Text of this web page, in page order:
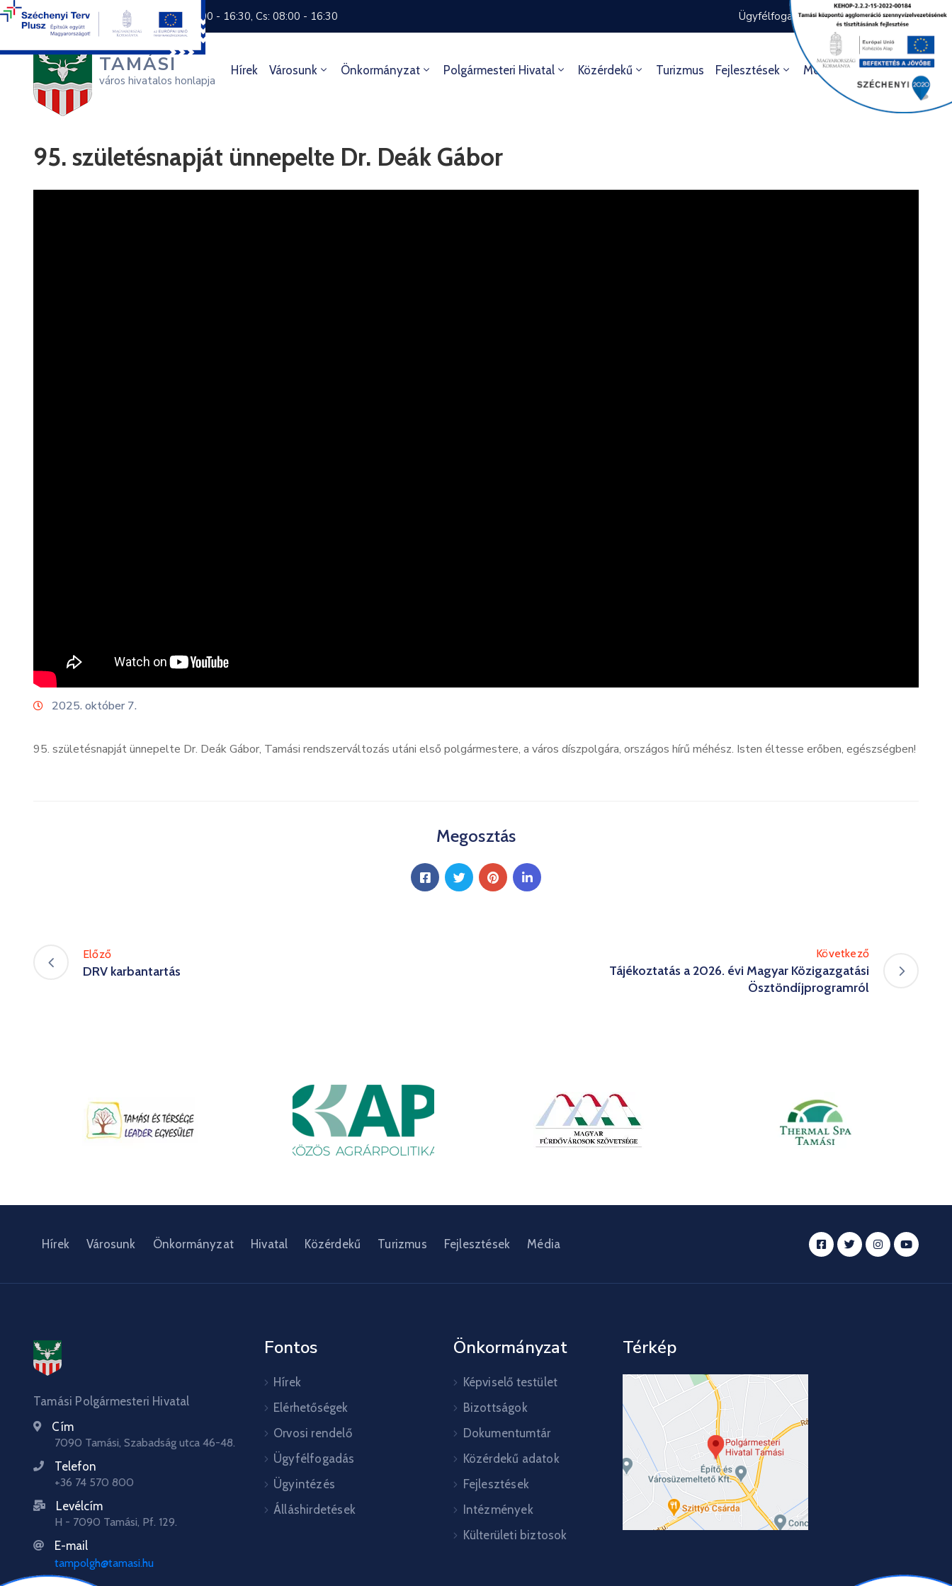
+36 74 570 800 H: 8:00 - 16:30, Cs: 08:00 - 16:30 Ügyfélfogadás rendje Ügyintézés
TAMÁSI
város hivatalos honlapja
Hírek Városunk Önkormányzat Polgármesteri Hivatal Közérdekű Turizmus Fejlesztések Média Kultúra
95. születésnapját ünnepelte Dr. Deák Gábor
2025. október 7.
95. születésnapját ünnepelte Dr. Deák Gábor, Tamási rendszerváltozás utáni első polgármestere, a város díszpolgára, országos hírű méhész. Isten éltesse erőben, egészségben!
Megosztás
Előző
DRV karbantartás
Következő
Tájékoztatás a 2026. évi Magyar Közigazgatási
Ösztöndíjprogramról
Hírek Városunk Önkormányzat Hivatal Közérdekű Turizmus Fejlesztések Média
Tamási Polgármesteri Hivatal
Cím
7090 Tamási, Szabadság utca 46-48.
Telefon
+36 74 570 800
Levélcím
H - 7090 Tamási, Pf. 129.
E-mail
tampolgh@tamasi.hu
Fontos
Hírek
Elérhetőségek
Orvosi rendelő
Ügyfélfogadás
Ügyintézés
Álláshirdetések
Önkormányzat
Képviselő testület
Bizottságok
Dokumentumtár
Közérdekű adatok
Fejlesztések
Intézmények
Külterületi biztosok
Térkép